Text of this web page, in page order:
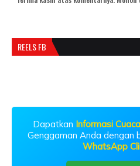
REELS FB
Dapatkan Informasi
Genggaman Anda dengan
WhatsApp